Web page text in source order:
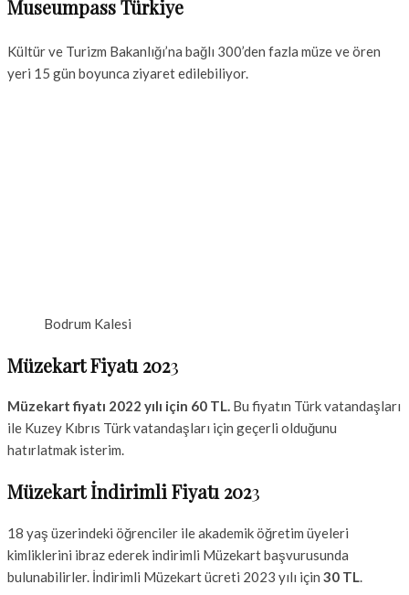
Museumpass Türkiye
Kültür ve Turizm Bakanlığı’na bağlı 300’den fazla müze ve ören
yeri 15 gün boyunca ziyaret edilebiliyor.
Bodrum Kalesi
Müzekart Fiyatı 2023
Müzekart fiyatı 2022 yılı için 60 TL. Bu fiyatın Türk vatandaşları
ile Kuzey Kıbrıs Türk vatandaşları için geçerli olduğunu
hatırlatmak isterim.
Müzekart İndirimli Fiyatı 2023
18 yaş üzerindeki öğrenciler ile akademik öğretim üyeleri
kimliklerini ibraz ederek indirimli Müzekart başvurusunda
bulunabilirler. İndirimli Müzekart ücreti 2023 yılı için 30 TL.